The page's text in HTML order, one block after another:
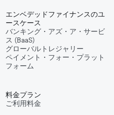
エンベデッドファイナンスのユ
ースケース
バンキング・アズ・ア・サービ
ス (BaaS)
グローバルトレジャリー
ペイメント・フォー・プラット
フォーム
料金プラン
ご利用料金